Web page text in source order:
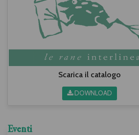
Scarica il catalogo
DOWNLOAD
Eventi